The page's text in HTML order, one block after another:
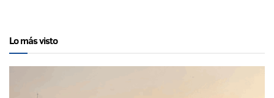
Lo más visto